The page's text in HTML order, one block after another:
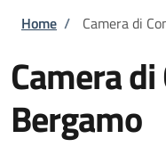
Briciole di
Home / Camera di
Camera
Bergamo